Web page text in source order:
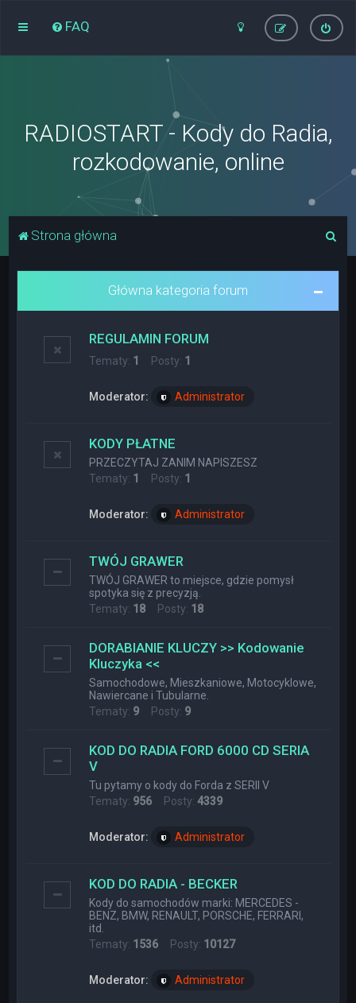
FAQ
RADIOSTART - Kody do Radia,
rozkodowanie, online
Strona główna
Główna kategoria forum
REGULAMIN FORUM
Tematy: 1 Posty: 1
Moderator: Administrator
KODY PŁATNE
PRZECZYTAJ ZANIM NAPISZESZ
Tematy: 1 Posty: 1
Moderator: Administrator
TWÓJ GRAWER
TWÓJ GRAWER to miejsce, gdzie pomysł
spotyka się z precyzją.
Tematy: 18 Posty: 18
DORABIANIE KLUCZY >> Kodowanie
Kluczyka <<
Samochodowe, Mieszkaniowe, Motocyklowe,
Nawiercane i Tubularne.
Tematy: 9 Posty: 9
KOD DO RADIA FORD 6000 CD SERIA
V
Tu pytamy o kody do Forda z SERII V
Tematy: 956 Posty:4339
Moderator: Administrator
KOD DO RADIA - BECKER
Kody do samochodów marki: MERCEDES -
BENZ, BMW, RENAULT, PORSCHE, FERRARI,
itd.
Tematy: 1536 Posty: 10127
Moderator: Administrator